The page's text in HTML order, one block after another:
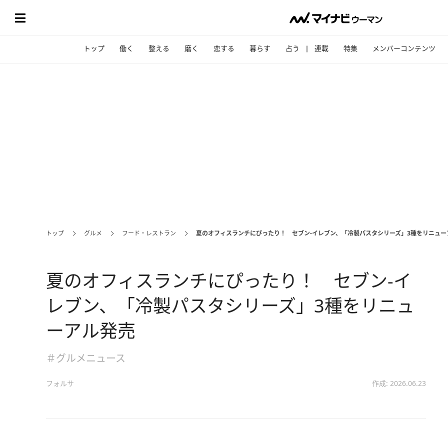
トップ 働く 整える 磨く 恋する 暮らす 占う 連載 特集 メンバーコンテンツ
トップ グルメ フード・レストラン 夏のオフィスランチにぴったり！ セブン‐イレブン、「冷製パスタシリーズ」3種をリニュ
夏のオフィスランチにぴったり！ セブン‐イ
レブン、「冷製パスタシリーズ」3種をリニュ
ーアル発売
＃グルメニュース
フォルサ 作成: 2026.06.23